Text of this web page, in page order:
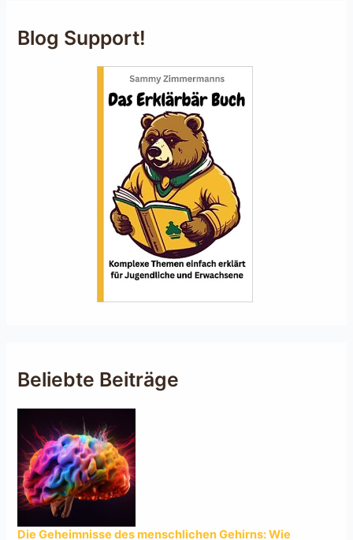
Blog Support!
Beliebte Beiträge
Die Geheimnisse des menschlichen Gehirns: Wie